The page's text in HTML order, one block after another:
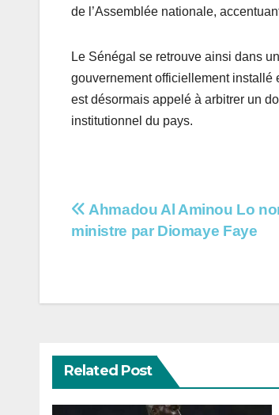
de l’Assemblée nationale,
Le Sénégal se retrouve ainsi dans
gouvernement officiellement installé
est désormais appelé à arbitrer un
institutionnel du pays.
Navigation
Ahmadou Al Aminou Lo
ministre par Diomaye Faye
Related Post